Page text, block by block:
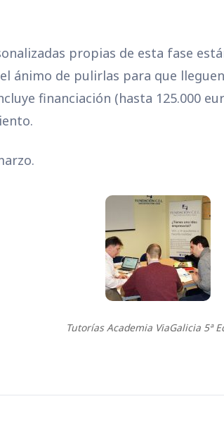
propias de esta fase
ánimo de pulirlas para que
financiación (hasta 125.000
Tutorías Academia ViaGalicia 5ª